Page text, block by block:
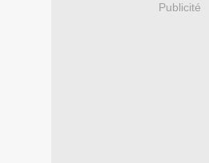
Publicité